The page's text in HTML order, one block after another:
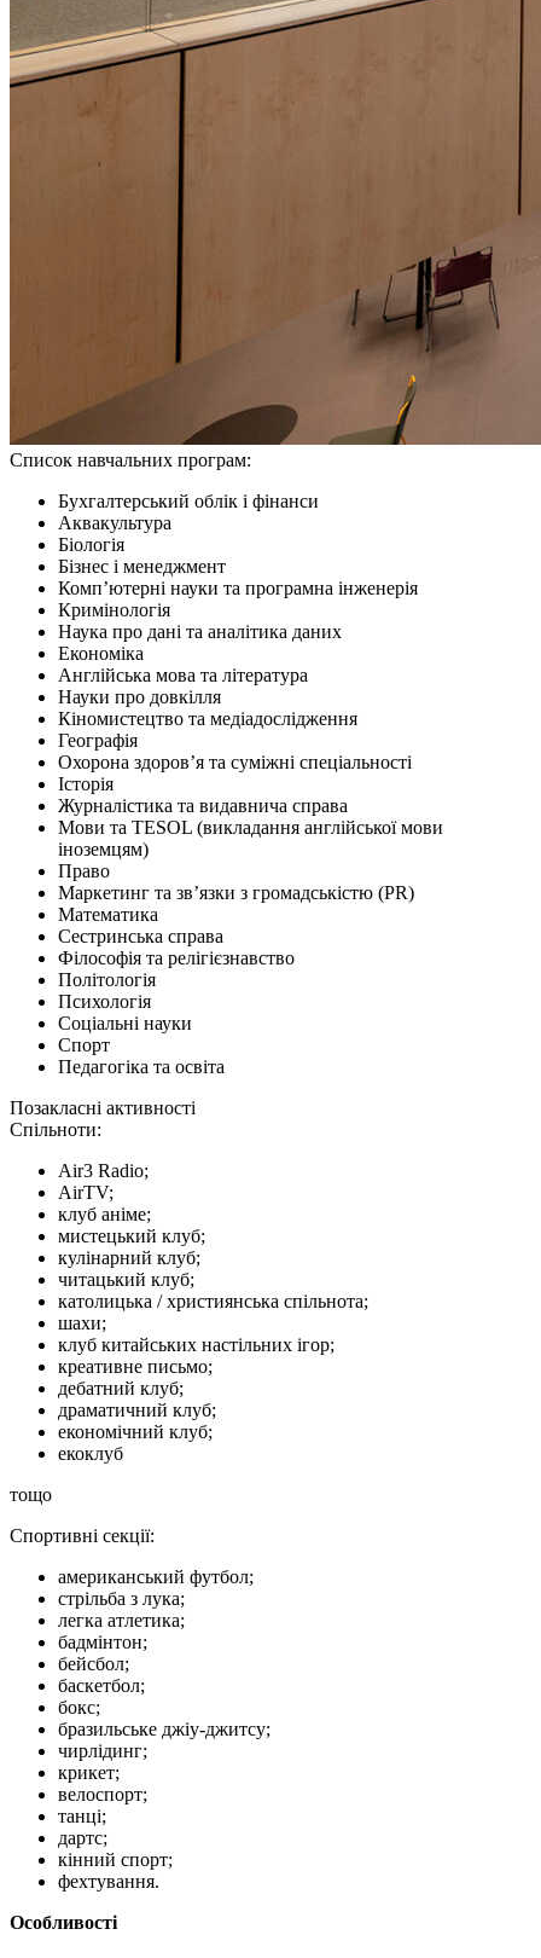
Список навчальних програм:
Бухгалтерський облік і фінанси
Аквакультура
Біологія
Бізнес і менеджмент
Комп’ютерні науки та програмна інженерія
Кримінологія
Наука про дані та аналітика даних
Економіка
Англійська мова та література
Науки про довкілля
Кіномистецтво та медіадослідження
Географія
Охорона здоров’я та суміжні спеціальності
Історія
Журналістика та видавнича справа
Мови та TESOL (викладання англійської мови
іноземцям)
Право
Маркетинг та зв’язки з громадськістю (PR)
Математика
Сестринська справа
Філософія та релігієзнавство
Політологія
Психологія
Соціальні науки
Спорт
Педагогіка та освіта
Позакласні активності
Спільноти:
Air3 Radio;
AirTV;
клуб аніме;
мистецький клуб;
кулінарний клуб;
читацький клуб;
католицька / християнська спільнота;
шахи;
клуб китайських настільних ігор;
креативне письмо;
дебатний клуб;
драматичний клуб;
економічний клуб;
екоклуб
тощо
Спортивні секції:
американський футбол;
стрільба з лука;
легка атлетика;
бадмінтон;
бейсбол;
баскетбол;
бокс;
бразильське джіу-джитсу;
чирлідинг;
крикет;
велоспорт;
танці;
дартс;
кінний спорт;
фехтування.
Особливості